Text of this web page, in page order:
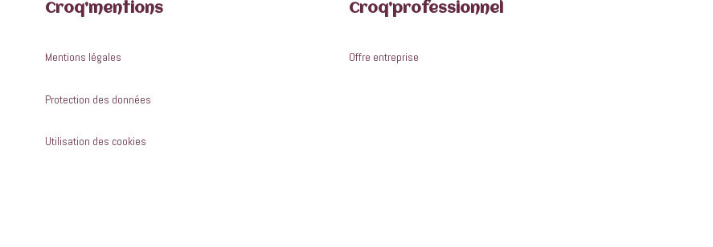
Croq’mentions
Mentions légales
Protection des données
Utilisation des cookies
Croq’professionnel
Offre entreprise